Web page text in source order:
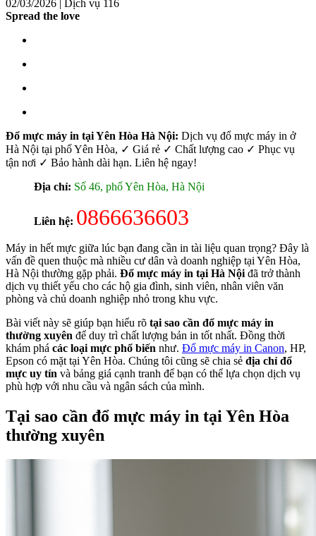
02/03/2026 | Dịch vụ 116
Spread the love
Đổ mực máy in tại Yên Hòa Hà Nội: Dịch vụ đổ mực máy in ở
Hà Nội tại phố Yên Hòa, ✓ Giá rẻ ✓ Chất lượng cao ✓ Phục vụ
tận nơi ✓ Bảo hành dài hạn. Liên hệ ngay!
Địa chỉ: Số 46, phố Yên Hòa, Hà Nội
Liên hệ: 0866636603
Máy in hết mực giữa lúc bạn đang cần in tài liệu quan trọng? Đây là
vấn đề quen thuộc mà nhiều cư dân và doanh nghiệp tại Yên Hòa,
Hà Nội thường gặp phải. Đổ mực máy in tại Hà Nội đã trở thành
dịch vụ thiết yếu cho các hộ gia đình, sinh viên, nhân viên văn
phòng và chủ doanh nghiệp nhỏ trong khu vực.
Bài viết này sẽ giúp bạn hiểu rõ tại sao cần đổ mực máy in
thường xuyên để duy trì chất lượng bản in tốt nhất. Đồng thời
khám phá các loại mực phổ biến như. Đổ mực máy in Canon, HP,
Epson có mặt tại Yên Hòa. Chúng tôi cũng sẽ chia sẻ địa chỉ đổ
mực uy tín và bảng giá cạnh tranh để bạn có thể lựa chọn dịch vụ
phù hợp với nhu cầu và ngân sách của mình.
Tại sao cần đổ mực máy in tại Yên Hòa
thường xuyên